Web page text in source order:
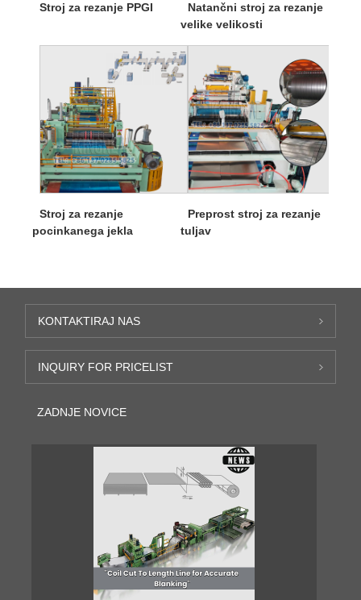
Stroj za rezanje PPGI
Natančni stroj za rezanje
velike velikosti
Stroj za rezanje
pocinkanega jekla
Preprost stroj za rezanje
tuljav
KONTAKTIRAJ NAS
INQUIRY FOR PRICELIST
ZADNJE NOVICE